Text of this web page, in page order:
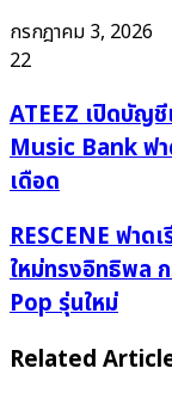
กรกฎาคม 3, 2026
22
ATEEZ
เปิด
บัญชี
แชมป์
“BAD”
สำเร็จ!
คว้า
ถ้วย
บน
ATEEZ เปิดบัญ
Music Bank ฟ
เดือด
RESCENE
ฟาด
เรียบ!
"Woni"
ผงาด
เบอร์
RESCENE ฟาด
ใหม่ทรงอิทธิพล
Pop รุ่นใหม่
Related